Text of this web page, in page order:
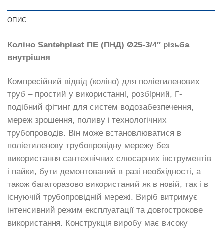
ОПИС
Коліно Santehplast ПЕ (ПНД) Ø25-3/4″ різьба
внутрішня
Компресійний відвід (коліно) для поліетиленових
труб – простий у використанні, розбірний, Г-
подібний фітинг для систем водозабезпечення,
мереж зрошення, поливу і технологічних
трубопроводів. Він може встановлюватися в
поліетиленову трубопровідну мережу без
використання сантехнічних слюсарних інструментів
і пайки, бути демонтований в разі необхідності, а
також багаторазово використаний як в новій, так і в
існуючій трубопровідній мережі. Виріб витримує
інтенсивний режим експлуатації та довгострокове
використання. Конструкція виробу має високу